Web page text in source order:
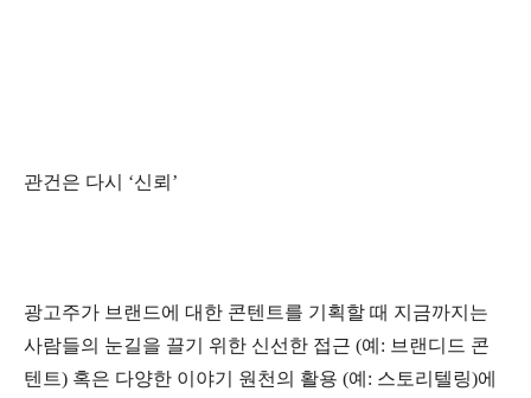
관건은 다시 ‘신뢰’
광고주가 브랜드에 대한 콘텐트를 기획할 때 지금까지는
사람들의 눈길을 끌기 위한 신선한 접근 (예: 브랜디드 콘
텐트) 혹은 다양한 이야기 원천의 활용 (예: 스토리텔링)에